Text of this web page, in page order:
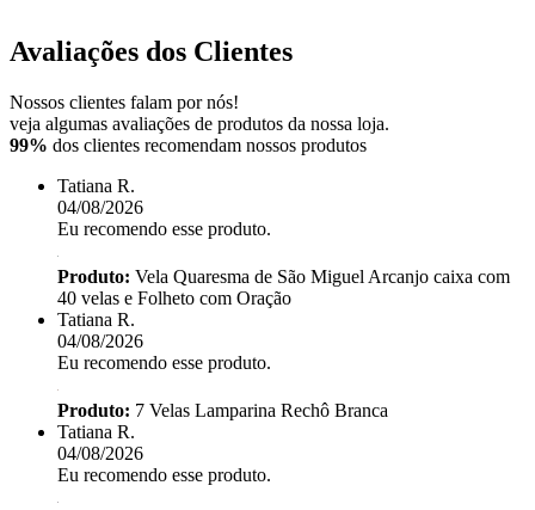
Avaliações dos Clientes
Nossos clientes falam por nós!
veja algumas avaliações de produtos da nossa loja.
99% dos clientes recomendam nossos produtos
Tatiana R.
04/08/2026
Eu recomendo esse produto.
Produto: Vela Quaresma de São Miguel Arcanjo caixa com
40 velas e Folheto com Oração
Tatiana R.
04/08/2026
Eu recomendo esse produto.
Produto: 7 Velas Lamparina Rechô Branca
Tatiana R.
04/08/2026
Eu recomendo esse produto.